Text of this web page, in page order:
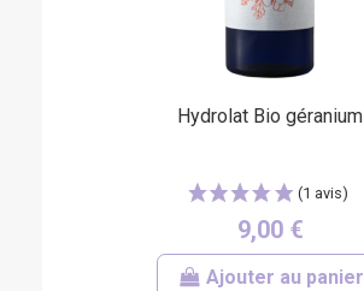
Hydrolat Bio géranium
9,00 €
Ajouter au panier